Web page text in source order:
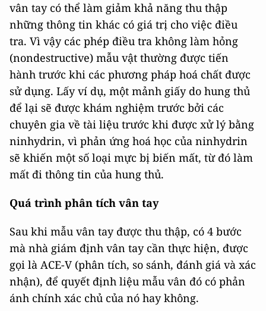
vân tay có thể làm giảm khả năng thu thập
những thông tin khác có giá trị cho việc điều
tra. Vì vậy các phép điều tra không làm hỏng
(nondestructive) mẫu vật thường được tiến
hành trước khi các phương pháp hoá chất được
sử dụng. Lấy ví dụ, một mảnh giấy do hung thủ
để lại sẽ được khám nghiệm trước bởi các
chuyên gia về tài liệu trước khi được xử lý bằng
ninhydrin, vì phản ứng hoá học của ninhydrin
sẽ khiến một số loại mực bị biến mất, từ đó làm
mất đi thông tin của hung thủ.
Quá trình phân tích vân tay
Sau khi mẫu vân tay được thu thập, có 4 bước
mà nhà giám định vân tay cần thực hiện, được
gọi là ACE-V (phân tích, so sánh, đánh giá và xác
nhận), để quyết định liệu mẫu vân đó có phản
ánh chính xác chủ của nó hay không.